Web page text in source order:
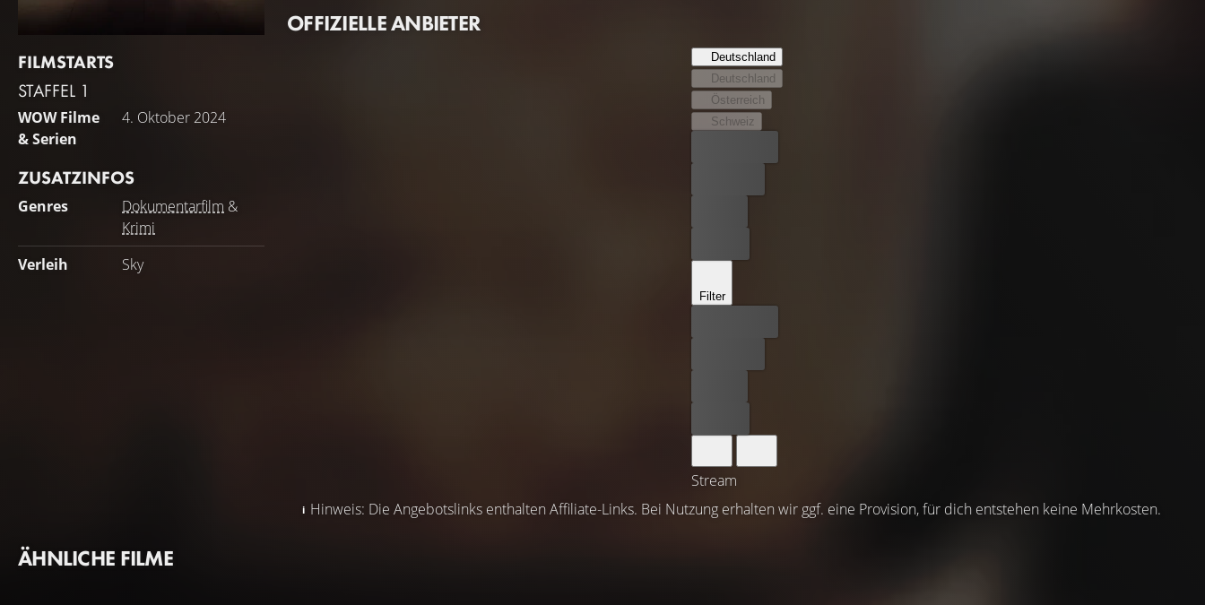
FILMSTARTS
STAFFEL 1
WOW Filme
& Serien
4. Oktober 2024
ZUSATZINFOS
Genres Dokumentarfilm &
Krimi
Verleih
Sky
OFFIZIELLE ANBIETER
Deutschland
Deutschland
Österreich
Schweiz
Filter
Stream
Hinweis: Die Angebotslinks enthalten Affiliate-Links. Bei Nutzung erhalten wir ggf. eine Provision, für dich entstehen keine Mehrkosten.
ÄHNLICHE FILME